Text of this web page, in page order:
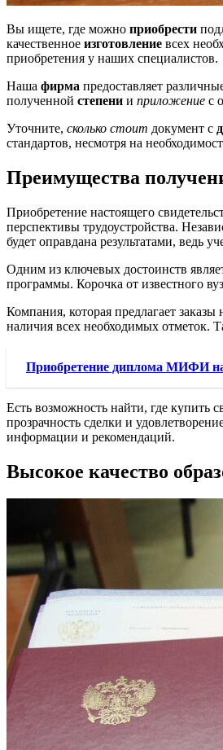
Вы ищете, где можно приобрести
качественное изготовление всех
приобретения у наших специалистов.
Наша фирма предоставляет
полученной степени и приложение с
Уточните, сколько стоит документ с
стандартов, несмотря на
Преимущества
Приобретение настоящего
перспективы трудоустройства.
будет оправдана результатами, ведь
Одним из ключевых достоинств
программы. Корочка от известного
Компания, которая предлагает
наличия всех необходимых отметок.
Приобретение диплома МИФИ
Есть возможность найти, где купить
прозрачность сделки и
информации и рекомендаций.
Высокое качество